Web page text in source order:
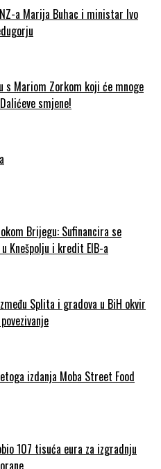
a Marija Buhac i ministar Ivo
s Mariom Zorkom koji će mnoge
smjene!
Brijegu: Sufinancira se
Knešpolju i kredit EIB-a
Splita i gradova u BiH okvir
izdanja Moba Street Food
107 tisuća eura za izgradnju